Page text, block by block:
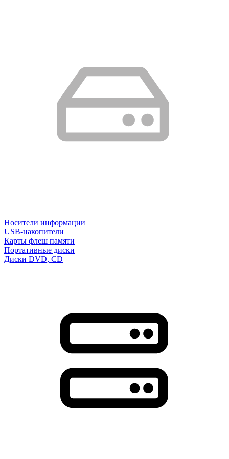
Носители информации
USB-накопители
Карты флеш памяти
Портативные диски
Диски DVD, CD